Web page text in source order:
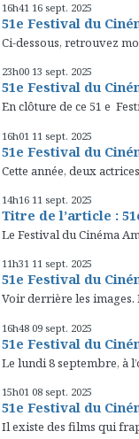
16h41 16 sept. 2025
51e Festival du
Ci-dessous, retrouvez
23h00 13 sept. 2025
51e Festival du
En clôture de ce 51 e
16h01 11 sept. 2025
51e Festival du
Cette année, deux
14h16 11 sept. 2025
Titre de l’article :
Le Festival du Cinéma
11h31 11 sept. 2025
51e Festival du
Voir derrière les images.
16h48 09 sept. 2025
51e Festival du
Le lundi 8 septembre, à
15h01 08 sept. 2025
51e Festival du
Il existe des films qui